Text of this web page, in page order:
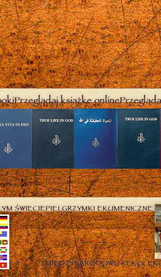
Przeglądaj książkę online
ŚWIECIEPIELGRZYMKI EKUMENICZNE
MIĘDZYNARODOWE